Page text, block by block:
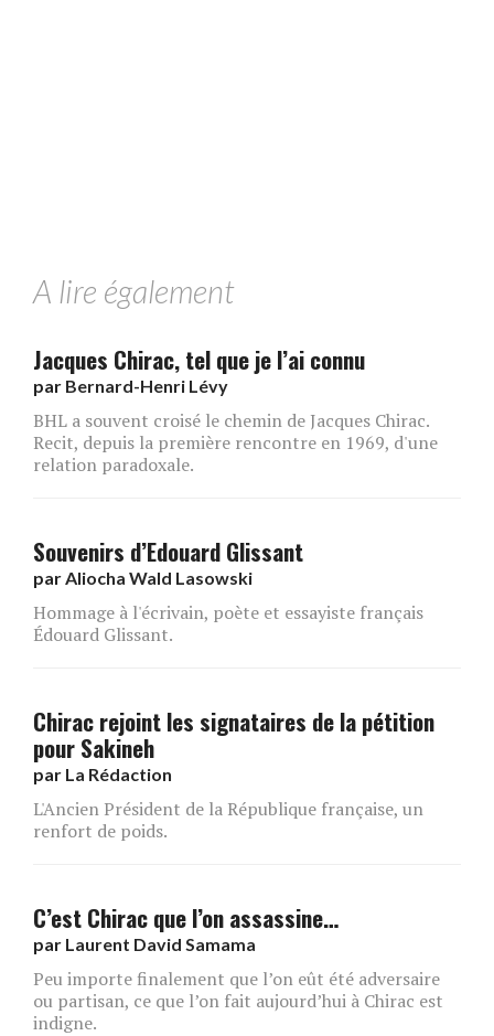
A lire également
Jacques Chirac, tel que je l’ai connu
par Bernard-Henri Lévy
BHL a souvent croisé le chemin de Jacques Chirac.
Recit, depuis la première rencontre en 1969, d'une
relation paradoxale.
Souvenirs d’Edouard Glissant
par Aliocha Wald Lasowski
Hommage à l'écrivain, poète et essayiste français
Édouard Glissant.
Chirac rejoint les signataires de la pétition
pour Sakineh
par La Rédaction
L'Ancien Président de la République française, un
renfort de poids.
C’est Chirac que l’on assassine…
par Laurent David Samama
Peu importe finalement que l’on eût été adversaire
ou partisan, ce que l’on fait aujourd’hui à Chirac est
indigne.